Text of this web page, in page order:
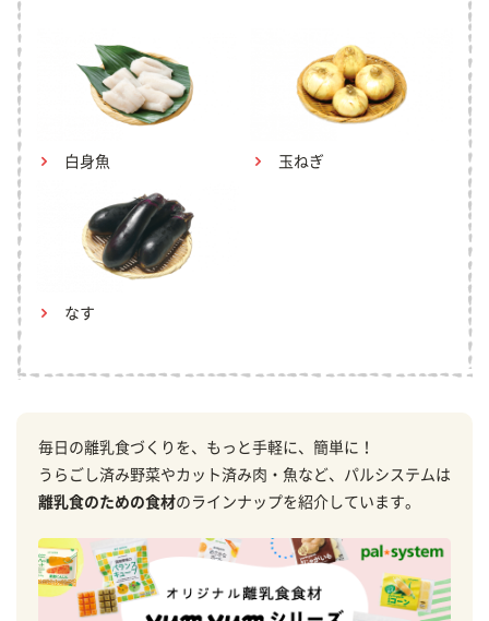
白身魚 玉ねぎ
なす
毎日の離乳食づくりを、もっと手軽に、簡単に！
うらごし済み野菜やカット済み肉・魚など、パルシステムは
離乳食のための食材のラインナップを紹介しています。